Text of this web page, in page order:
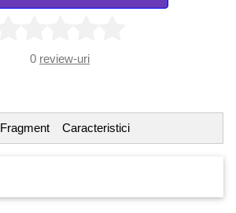
0 review-uri
Fragment Caracteristici